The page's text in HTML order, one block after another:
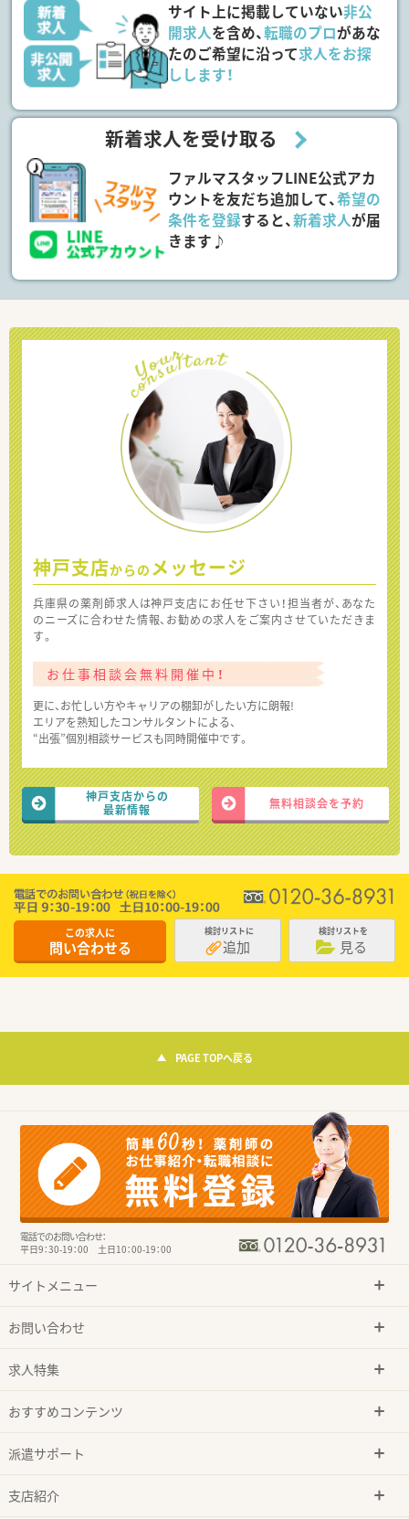
サイト上に掲載していない非公
開求人を含め、転職のプロがあな
たのご希望に沿って求人をお探
しします！
新着求人を受け取る
ファルマスタッフLINE公式アカ
ウントを友だち追加して、希望の
条件を登録すると、新着求人が届
きます♪
神戸支店からの メッセージ
兵庫県の薬剤師求人は神戸支店にお任せ下さい！担当者が、あなた
のニーズに合わせた情報、お勧めの求人をご案内させていただきま
す。
お仕事相談会無料開催中！
更に、お忙しい方やキャリアの棚卸がしたい方に朗報!
エリアを熟知したコンサルタントによる、
“出張”個別相談サービスも同時開催中です。
神戸支店からの
最新情報
無料相談会を予約
この求人に
問い合わせる
検討リストに
追加
検討リストを
見る
PAGE TOPへ戻る
電話でのお問い合わせ：
平日9：30-19：00 土日10：00-19：00
サイトメニュー
お問い合わせ
求人特集
おすすめコンテンツ
派遣サポート
支店紹介